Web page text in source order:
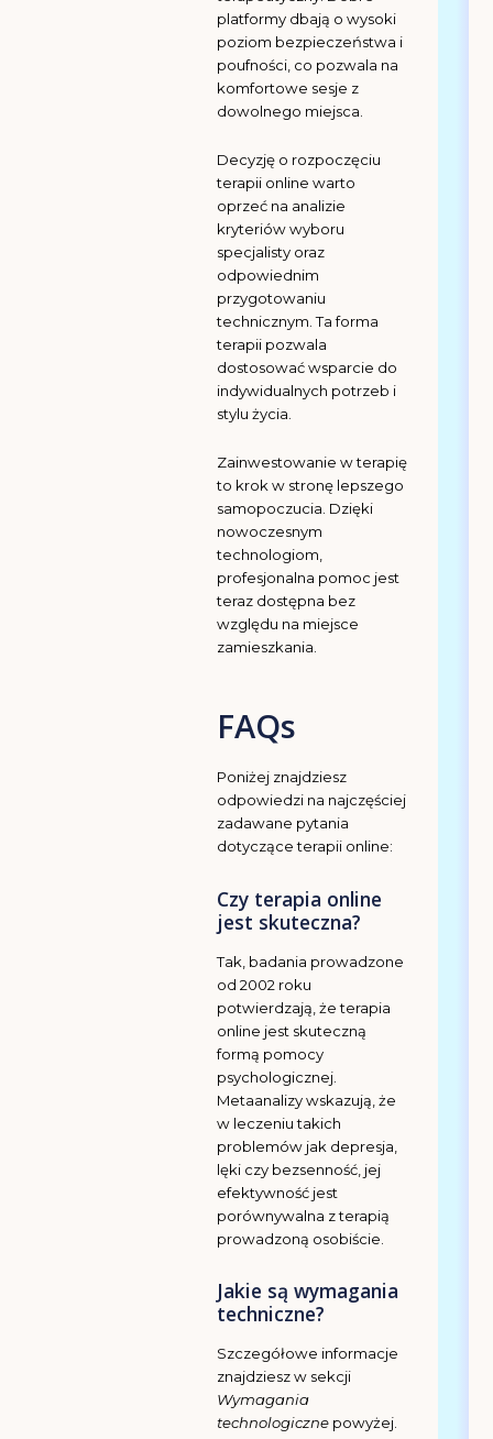
platformy dbają o wysoki
poziom bezpieczeństwa i
poufności, co pozwala na
komfortowe sesje z
dowolnego miejsca.
Decyzję o rozpoczęciu
terapii online warto
oprzeć na analizie
kryteriów wyboru
specjalisty oraz
odpowiednim
przygotowaniu
technicznym. Ta forma
terapii pozwala
dostosować wsparcie do
indywidualnych potrzeb i
stylu życia.
Zainwestowanie w terapię
to krok w stronę lepszego
samopoczucia. Dzięki
nowoczesnym
technologiom,
profesjonalna pomoc jest
teraz dostępna bez
względu na miejsce
zamieszkania.
FAQs
Poniżej znajdziesz
odpowiedzi na najczęściej
zadawane pytania
dotyczące terapii online:
Czy terapia online
jest skuteczna?
Tak, badania prowadzone
od 2002 roku
potwierdzają, że terapia
online jest skuteczną
formą pomocy
psychologicznej.
Metaanalizy wskazują, że
w leczeniu takich
problemów jak depresja,
lęki czy bezsenność, jej
efektywność jest
porównywalna z terapią
prowadzoną osobiście.
Jakie są wymagania
techniczne?
Szczegółowe informacje
znajdziesz w sekcji
Wymagania
technologicznepowyżej.